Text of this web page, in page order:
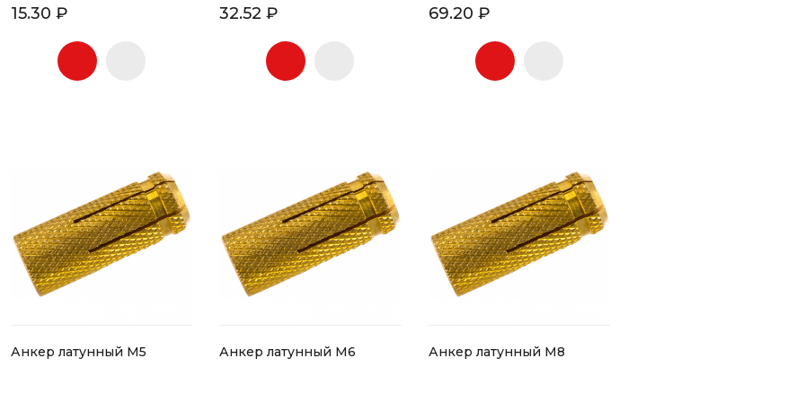
15.30 ₽ 32.52 ₽ 69.20 ₽
Анкер латунный М5 Анкер латунный М6 Анкер латунный М8